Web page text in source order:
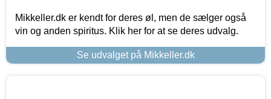
Mikkeller.dk er kendt for deres øl, men de sælger også
vin og anden spiritus. Klik her for at se deres udvalg.
Se udvalget på Mikkeller.dk